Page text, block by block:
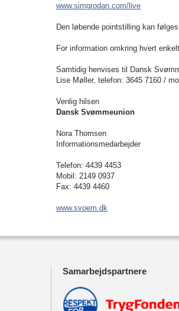
www.simgrodan.com/live
Den løbende pointstilling kan
For information omkring hvert
Samtidig henvises til Dansk
Lise Møller, telefon: 3645 7160 /
Venlig hilsen
Dansk Svømmeunion
Nora Thomsen
Informationsmedarbejder
Telefon: 4439 4453
Mobil: 2149 0937
Fax: 4439 4460
www.svoem.dk
Samarbejdspartnere